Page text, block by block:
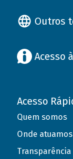
Outros
Acesso
Acesso
Quem somos
Onde atuamos
Transparência